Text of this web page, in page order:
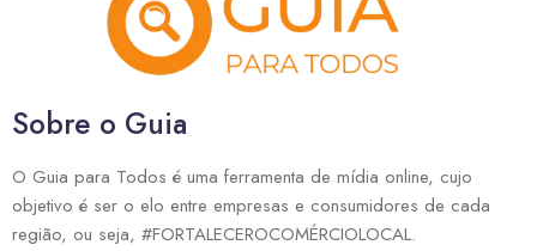
Sobre o Guia
O Guia para Todos é uma ferramenta de mídia online, cujo
objetivo é ser o elo entre empresas e consumidores de cada
região, ou seja, #FORTALECEROCOMÉRCIOLOCAL.